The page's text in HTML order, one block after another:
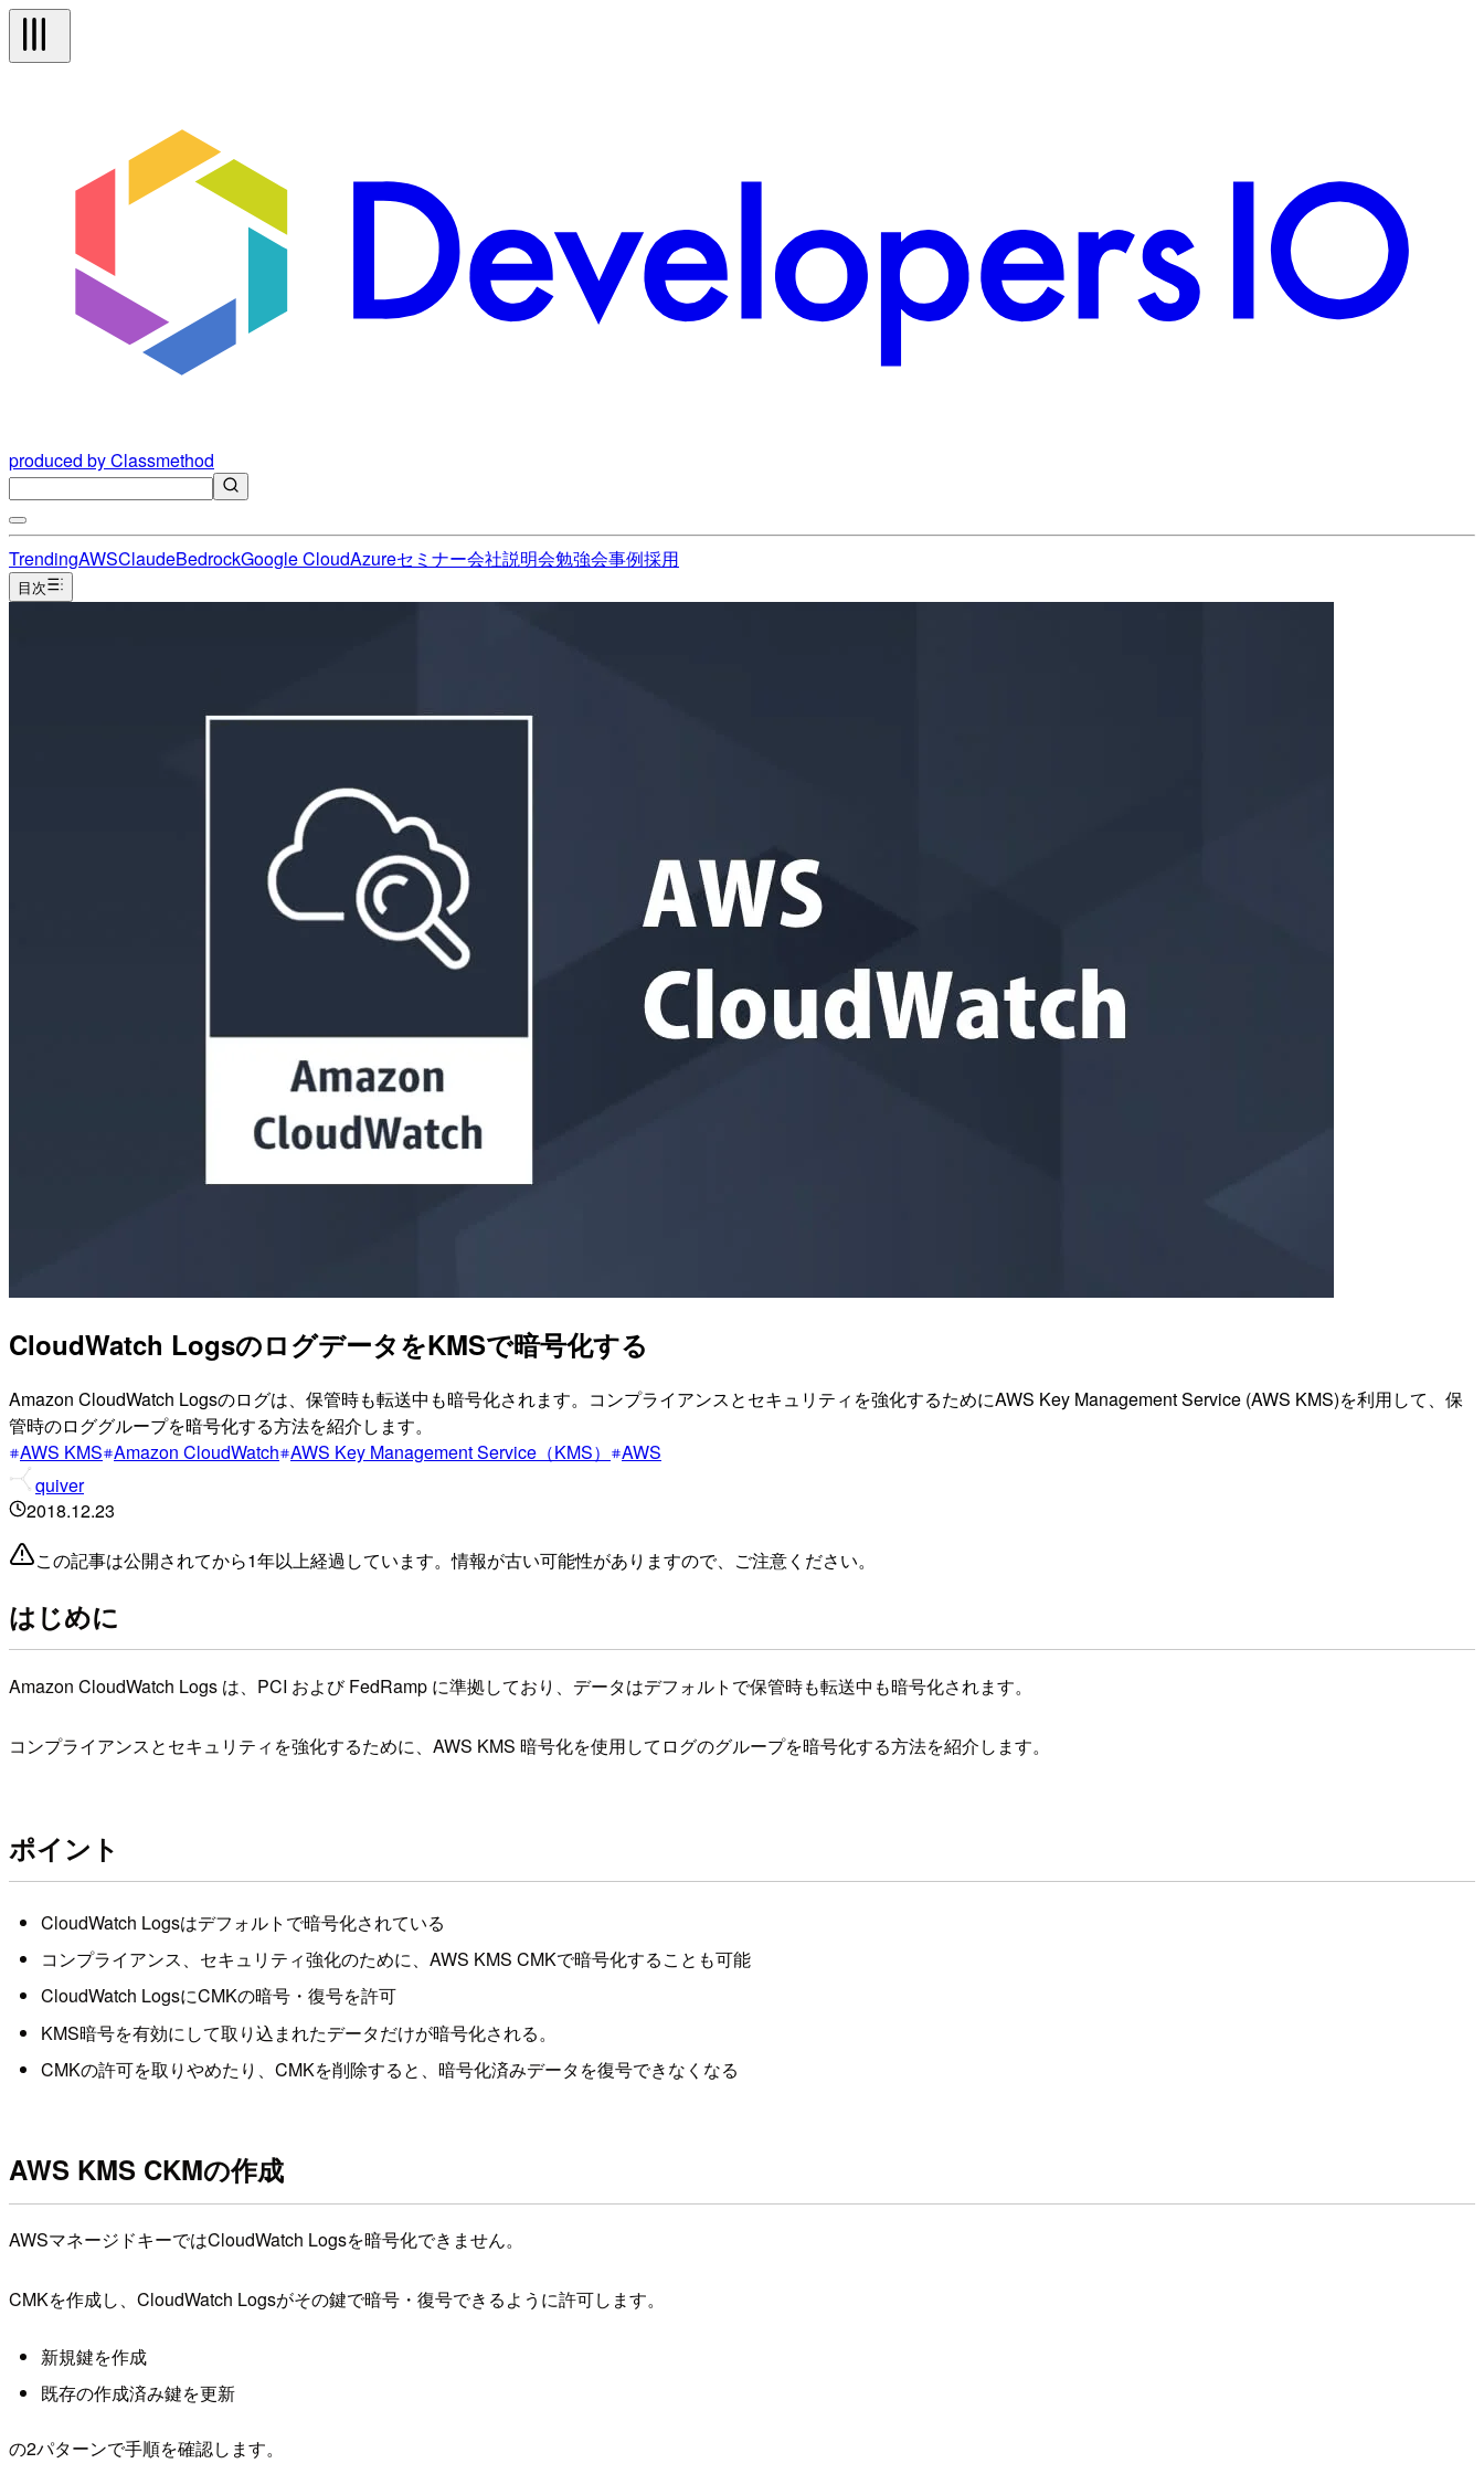
produced by Classmethod
TrendingAWSClaudeBedrockGoogle CloudAzureセミナー会社説明会勉強会事例採用
目次
CloudWatch LogsのログデータをKMSで暗号化する
Amazon CloudWatch Logsのログは、保管時も転送中も暗号化されます。コンプライアンスとセキュリティを強化するためにAWS Key Management Service (AWS KMS)を利用して、保
管時のロググループを暗号化する方法を紹介します。
AWS KMS Amazon CloudWatch AWS Key Management Service（KMS）
AWS
quiver
2018.12.23
この記事は公開されてから1年以上経過しています。情報が古い可能性がありますので、ご注意ください。
はじめに
Amazon CloudWatch Logs は、PCI および FedRamp に準拠しており、データはデフォルトで保管時も転送中も暗号化されます。
コンプライアンスとセキュリティを強化するために、AWS KMS 暗号化を使用してログのグループを暗号化する方法を紹介します。
ポイント
CloudWatch Logsはデフォルトで暗号化されている
コンプライアンス、セキュリティ強化のために、AWS KMS CMKで暗号化することも可能
CloudWatch LogsにCMKの暗号・復号を許可
KMS暗号を有効にして取り込まれたデータだけが暗号化される。
CMKの許可を取りやめたり、CMKを削除すると、暗号化済みデータを復号できなくなる
AWS KMS CKMの作成
AWSマネージドキーではCloudWatch Logsを暗号化できません。
CMKを作成し、CloudWatch Logsがその鍵で暗号・復号できるように許可します。
新規鍵を作成
既存の作成済み鍵を更新
の2パターンで手順を確認します。